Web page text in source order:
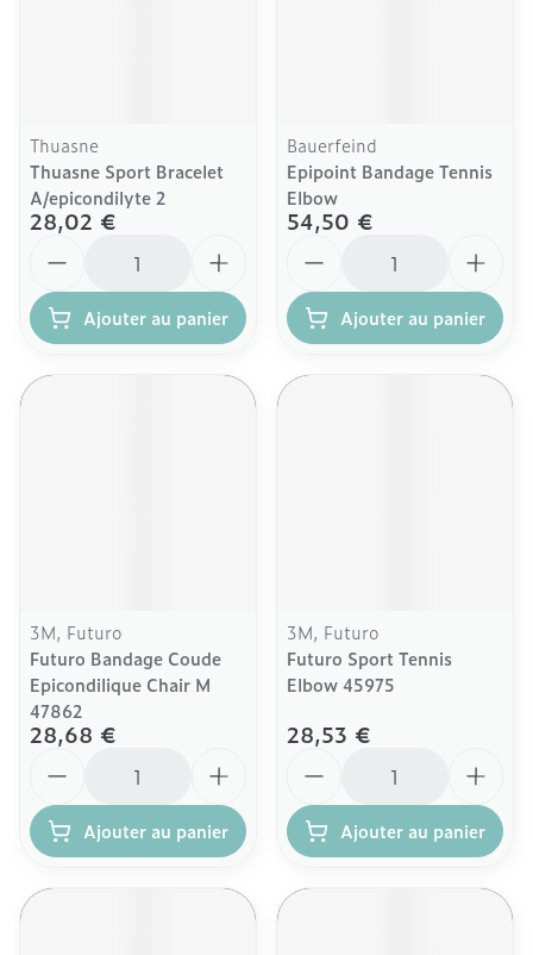
Thuasne
Thuasne Sport Bracelet
A/epicondilyte 2
28,02 €
Ajouter au panier
Bauerfeind
Epipoint Bandage Tennis
Elbow
54,50 €
Ajouter au panier
3M, Futuro
Futuro Bandage Coude
Epicondilique Chair M
47862
28,68 €
Ajouter au panier
3M, Futuro
Futuro Sport Tennis
Elbow 45975
28,53 €
Ajouter au panier